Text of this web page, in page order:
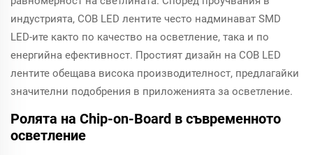
индустрията, COB LED лентите често надминават SMD
LED-ите както по качество на осветление, така и по
енергийна ефективност. Простият дизайн на COB LED
лентите обещава висока производителност, предлагайки
значителни подобрения в приложенията за осветление.
Ролята на Chip-on-Board в съвременното
осветление